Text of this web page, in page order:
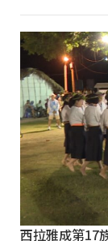
西拉雅成第17